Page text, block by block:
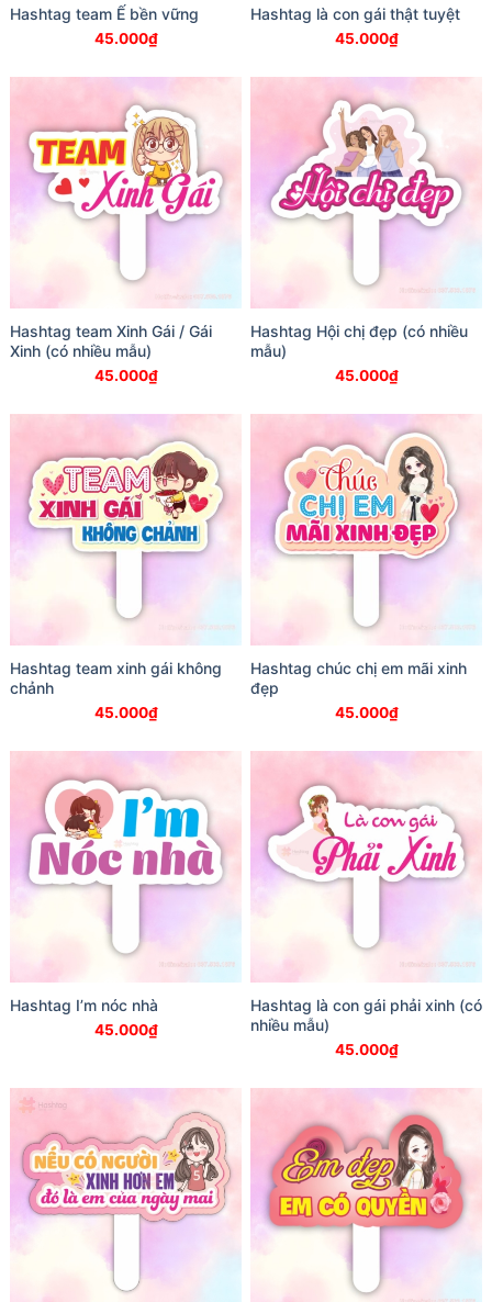
Hashtag team Ế bền vững
45.000₫
Hashtag là con gái thật tuyệt
45.000₫
Hashtag team Xinh Gái / Gái
Xinh (có nhiều mẫu)
45.000₫
Hashtag Hội chị đẹp (có nhiều
mẫu)
45.000₫
Hashtag team xinh gái không
chảnh
45.000₫
Hashtag chúc chị em mãi xinh
đẹp
45.000₫
Hashtag I’m nóc nhà
45.000₫
Hashtag là con gái phải xinh (có
nhiều mẫu)
45.000₫